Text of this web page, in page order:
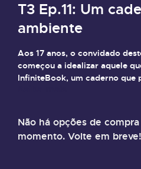
T3 Ep.11: Um
ambiente
Aos 17 anos, o convidado
começou a idealizar aquele
InfiniteBook, um caderno que
Não há opções de
momento. Volte em breve!